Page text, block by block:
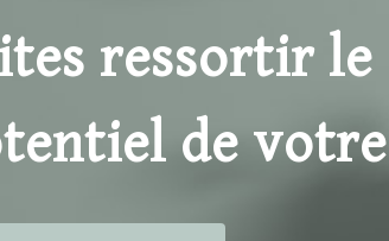
ressortir le
de